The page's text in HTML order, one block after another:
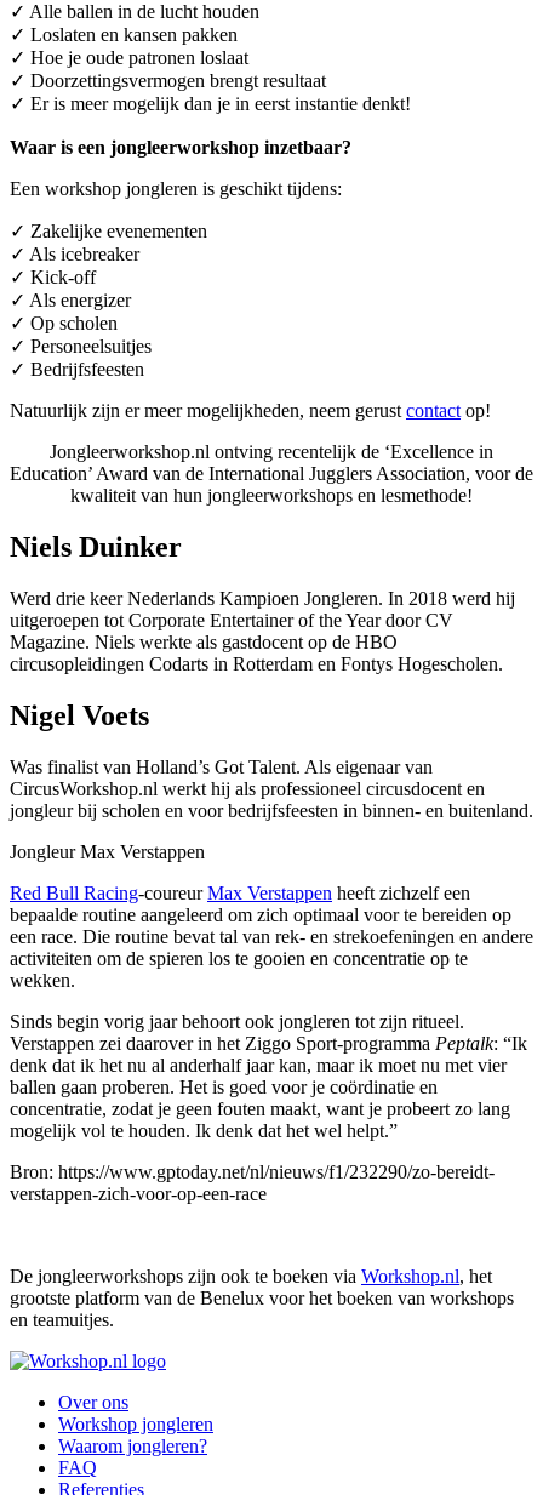
✓ Alle ballen in de lucht houden
✓ Loslaten en kansen pakken
✓ Hoe je oude patronen loslaat
✓ Doorzettingsvermogen brengt resultaat
✓ Er is meer mogelijk dan je in eerst instantie denkt!
Waar is een jongleerworkshop inzetbaar?
Een workshop jongleren is geschikt tijdens:
✓ Zakelijke evenementen
✓ Als icebreaker
✓ Kick-off
✓ Als energizer
✓ Op scholen
✓ Personeelsuitjes
✓ Bedrijfsfeesten
Natuurlijk zijn er meer mogelijkheden, neem gerust contact op!
Jongleerworkshop.nl ontving recentelijk de ‘Excellence in
Education’ Award van de International Jugglers Association, voor de
kwaliteit van hun jongleerworkshops en lesmethode!
Niels Duinker
Werd drie keer Nederlands Kampioen Jongleren. In 2018 werd hij
uitgeroepen tot Corporate Entertainer of the Year door CV
Magazine. Niels werkte als gastdocent op de HBO
circusopleidingen Codarts in Rotterdam en Fontys Hogescholen.
Nigel Voets
Was finalist van Holland’s Got Talent. Als eigenaar van
CircusWorkshop.nl werkt hij als professioneel circusdocent en
jongleur bij scholen en voor bedrijfsfeesten in binnen- en buitenland.
Jongleur Max Verstappen
Red Bull Racing-coureurMax Verstappen heeft zichzelf een
bepaalde routine aangeleerd om zich optimaal voor te bereiden op
een race. Die routine bevat tal van rek- en strekoefeningen en andere
activiteiten om de spieren los te gooien en concentratie op te
wekken.
Sinds begin vorig jaar behoort ook jongleren tot zijn ritueel.
Verstappen zei daarover in het Ziggo Sport-programma Peptalk: “Ik
denk dat ik het nu al anderhalf jaar kan, maar ik moet nu met vier
ballen gaan proberen. Het is goed voor je coördinatie en
concentratie, zodat je geen fouten maakt, want je probeert zo lang
mogelijk vol te houden. Ik denk dat het wel helpt.”
Bron: https://www.gptoday.net/nl/nieuws/f1/232290/zo-bereidt-
verstappen-zich-voor-op-een-race
De jongleerworkshops zijn ook te boeken via Workshop.nl, het
grootste platform van de Benelux voor het boeken van workshops
en teamuitjes.
Over ons
Workshop jongleren
Waarom jongleren?
FAQ
Referenties